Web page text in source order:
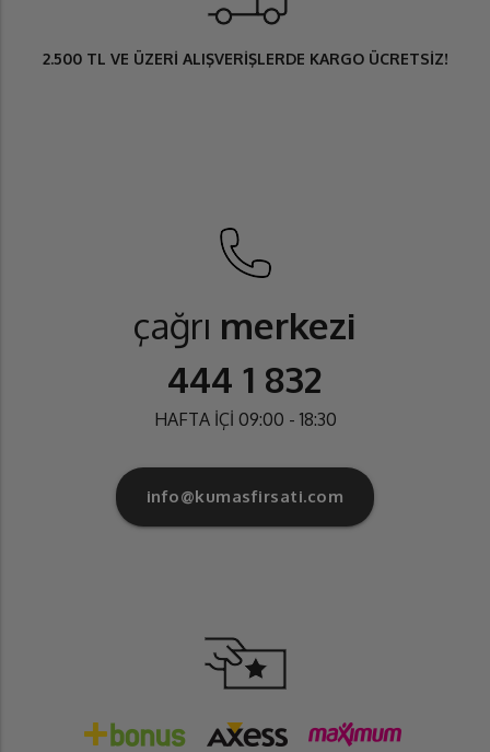
2.500 TL VE ÜZERİ ALIŞVERİŞLERDE KARGO ÜCRETSİZ!
çağrı merkezi
444 1 832
HAFTA İÇİ 09:00 - 18:30
info@kumasfirsati.com